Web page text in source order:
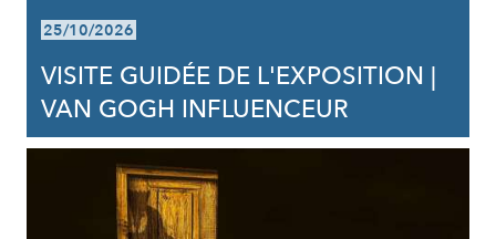
25/10/2026
VISITE GUIDÉE DE L'EXPOSITION |
VAN GOGH INFLUENCEUR